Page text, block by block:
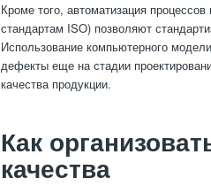
Кроме того, автоматизация
стандартам ISO) позволяют
Использование компьютерного
дефекты еще на стадии
качества продукции.
Как
качества